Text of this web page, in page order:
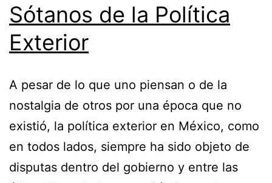
Sótanos de la Política
Exterior
A pesar de lo que uno piensan o de la
nostalgia de otros por una época que no
existió, la política exterior en México, como
en todos lados, siempre ha sido objeto de
disputas dentro del gobierno y entre las